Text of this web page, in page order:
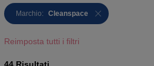
Marchio: Cleanspace
Reimposta tutti i filtri